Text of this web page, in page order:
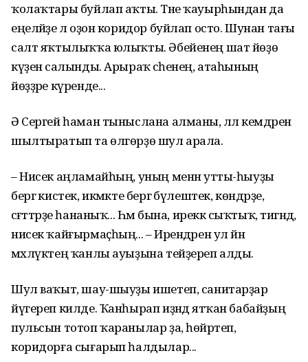
ҡолаҡтары буйлап аҡты. Тәне ҡауырһындан да
еңеләйҙе лә оҙон коридор буйлап осто. Шунан тағы
салт яҡтылыҡҡа юлыҡты. Әбейенең шат йөҙө
күҙенә салынды. Арыраҡ әсәһенең, атаһының
йөҙҙәре күренде...
Ә Сергей һаман тыныслана алманы, әллә кемдәренә
шылтыратып та өлгөрҙө шул арала.
– Нисек аңламайһың, уның менән утты-һыуҙы
бергә кистек, икмәкте бергә бүлештек, көндәрҙе,
сәғәттәрҙе һананыҡ... Һәм бына, иреккә сыҡтыҡ, тигәндә,
нисек ҡайғырмаҫһың... – Ирендәрен ул йәнә
мәхлүктең ҡанлы ауыҙына тейҙереп алды.
Шул ваҡыт, шау-шыуҙы ишетеп, санитарҙар
йүгереп килде. Ҡанһырап иҙәндә ятҡан бабайҙың
пульсын тотоп ҡаранылар ҙа, һөйрәтеп,
коридорға сығарып һалдылар...